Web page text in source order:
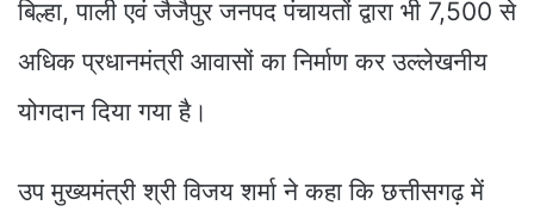
बिल्हा, पाली एवं जैजैपुर जनपद पंचायतों द्वारा भी 7,500 से
अधिक प्रधानमंत्री आवासों का निर्माण कर उल्लेखनीय
योगदान दिया गया है।
उप मुख्यमंत्री श्री विजय शर्मा ने कहा कि छत्तीसगढ़ में